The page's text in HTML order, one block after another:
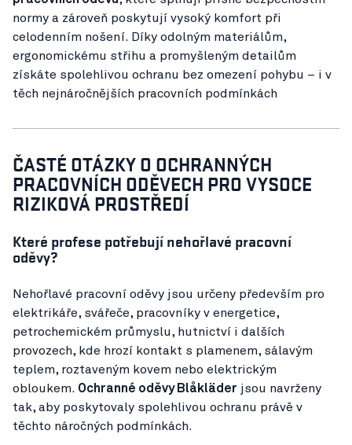
normy a zároveň poskytují vysoký komfort při
celodenním nošení. Díky odolným materiálům,
ergonomickému střihu a promyšleným detailům
získáte spolehlivou ochranu bez omezení pohybu – i v
těch nejnáročnějších pracovních podmínkách
ČASTÉ OTÁZKY O OCHRANNÝCH
PRACOVNÍCH ODĚVECH PRO VYSOCE
RIZIKOVÁ PROSTŘEDÍ
Které profese potřebují nehořlavé pracovní
oděvy?
Nehořlavé pracovní oděvy jsou určeny především pro
elektrikáře, svářeče, pracovníky v energetice,
petrochemickém průmyslu, hutnictví i dalších
provozech, kde hrozí kontakt s plamenem, sálavým
teplem, roztaveným kovem nebo elektrickým
obloukem. Ochranné oděvy Blåkläder jsou navrženy
tak, aby poskytovaly spolehlivou ochranu právě v
těchto náročných podmínkách.